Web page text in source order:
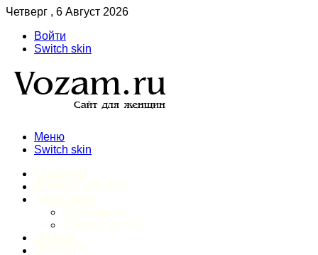
Четверг , 6 Август 2026
Войти
Switch skin
Меню
Switch skin